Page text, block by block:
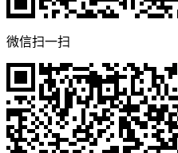
微信扫一扫